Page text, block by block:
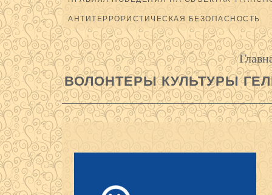
АНТИТЕРРОРИСТИЧЕСКАЯ БЕЗОПАСНОСТЬ
ВОЛОНТЕРЫ КУЛЬТУРЫ